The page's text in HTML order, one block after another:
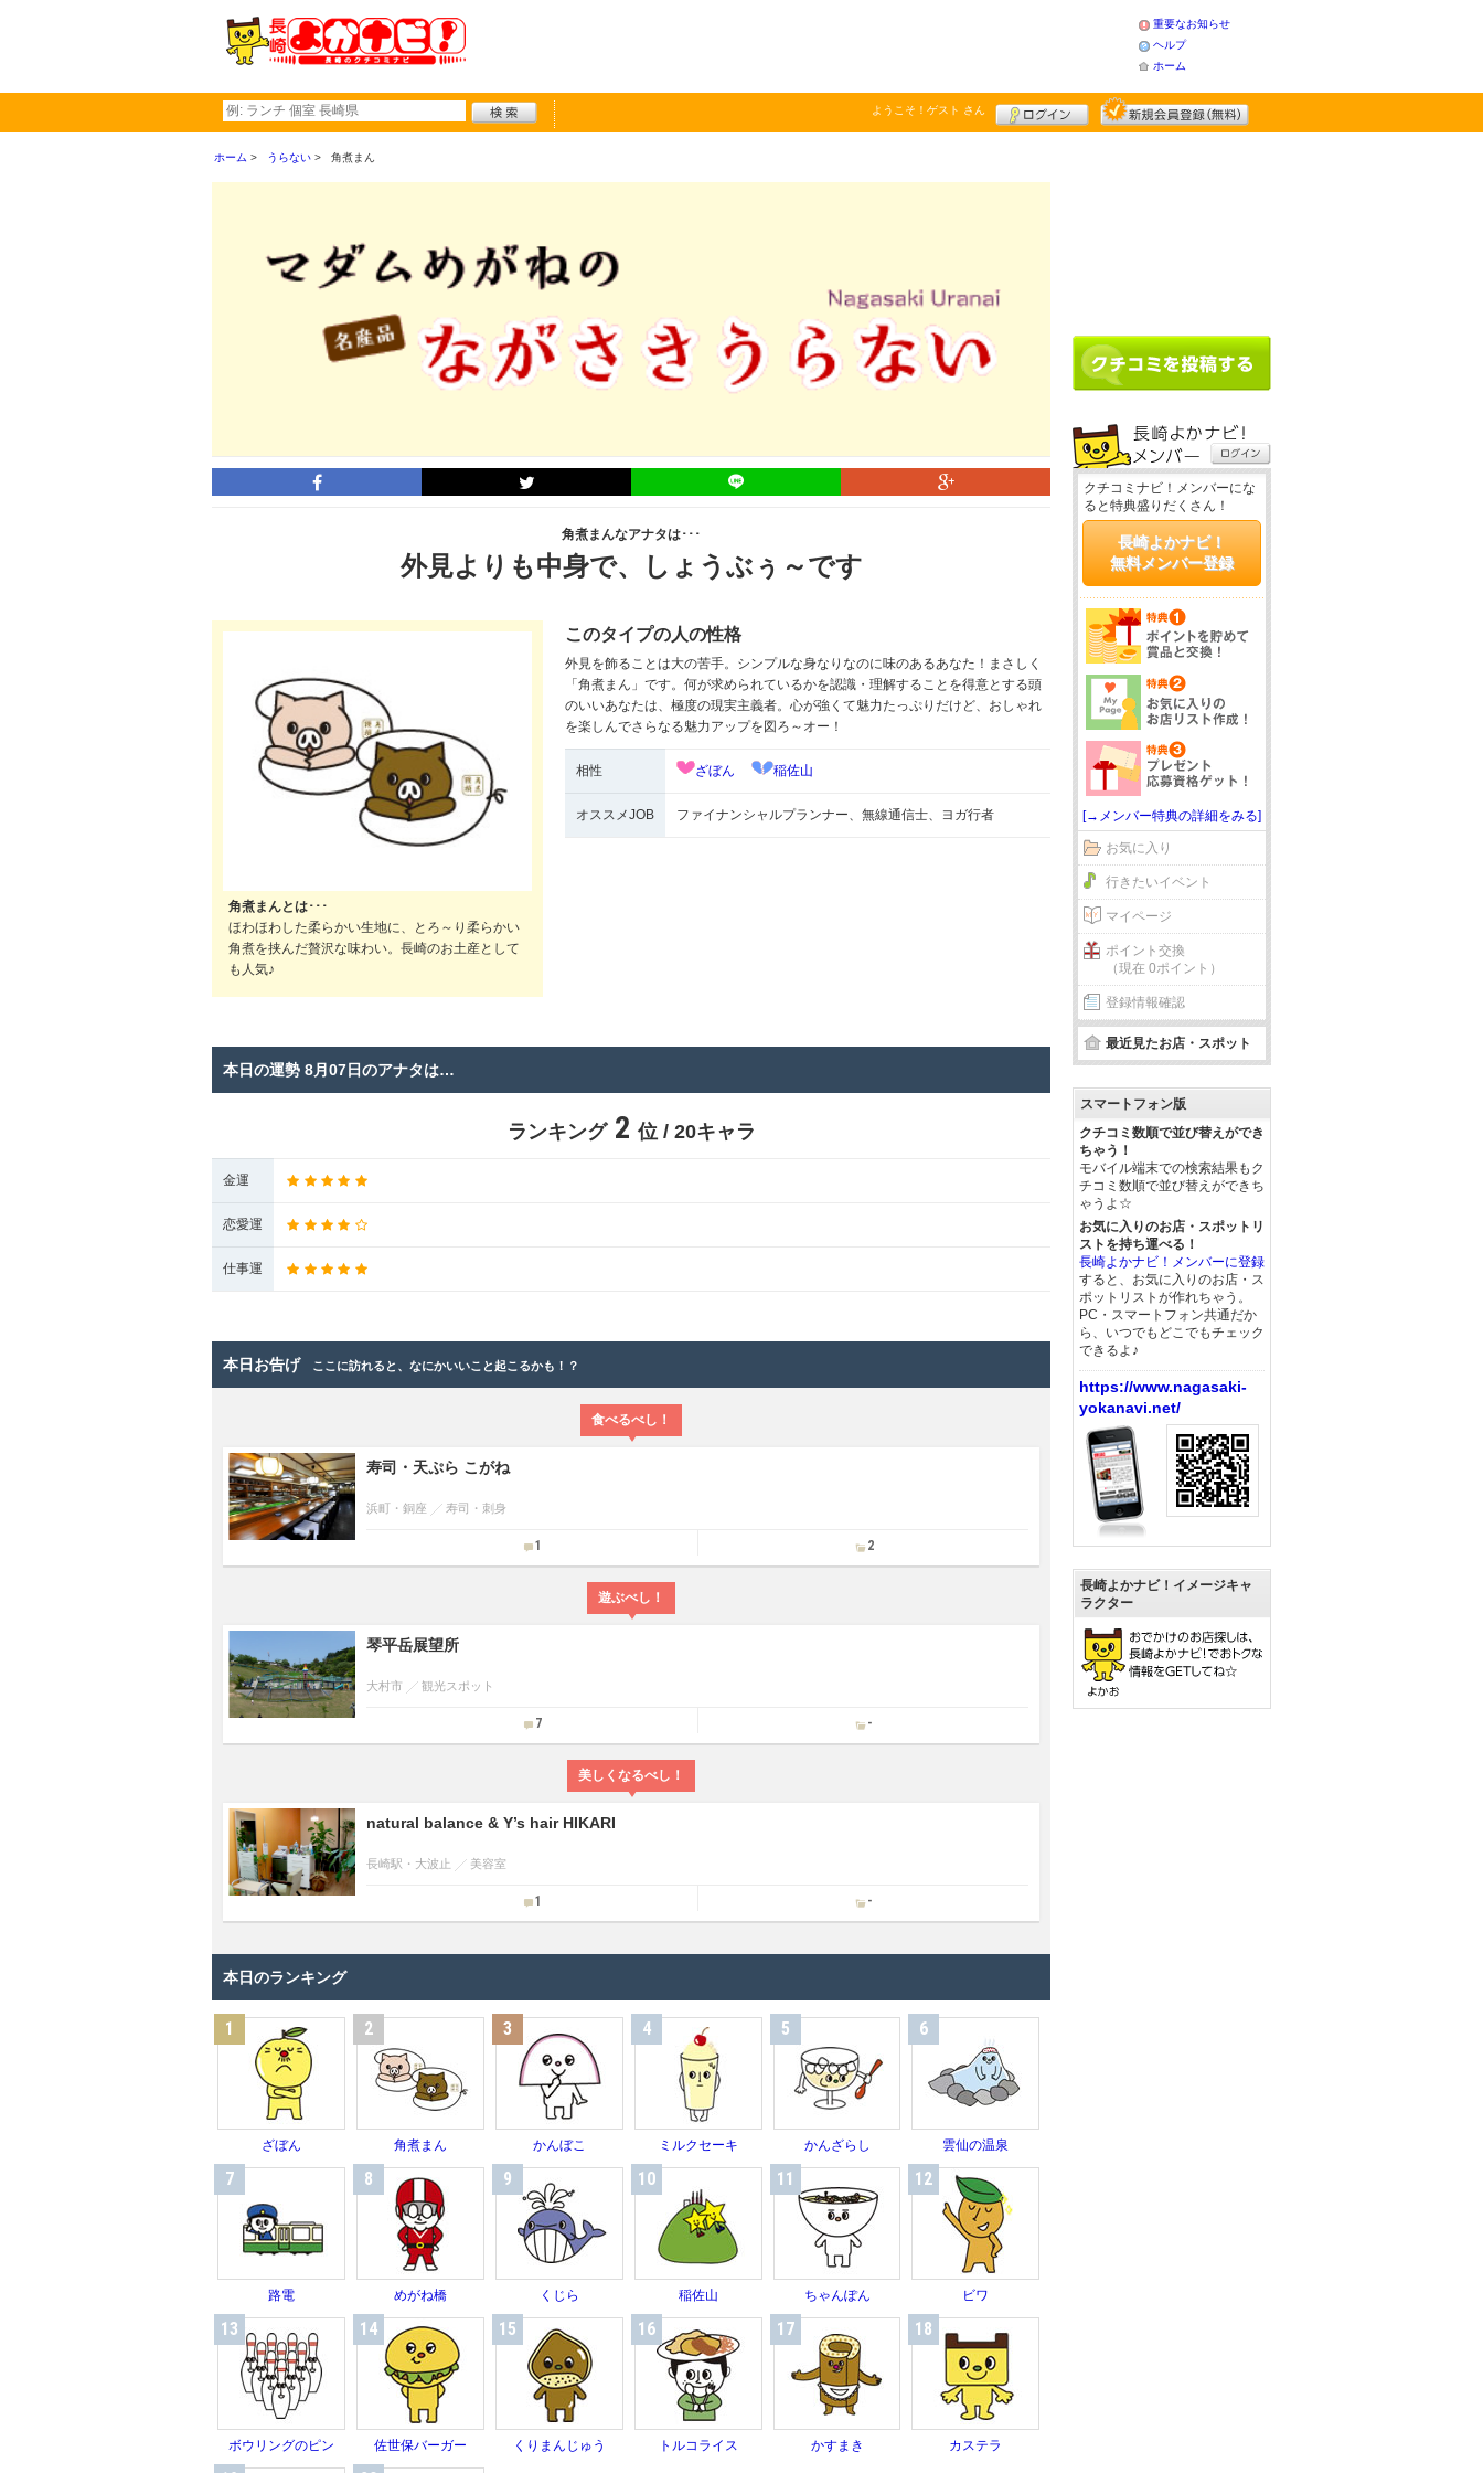
重要なお知らせ
ヘルプ
ホーム
ようこそ！ ゲスト さん
ホーム うらない 角煮まん
角煮まんなアナタは･･･
外見よりも中身で、しょうぶぅ～です
角煮まんとは･･･
ほわほわした柔らかい生地に、とろ～り柔らかい
角煮を挟んだ贅沢な味わい。長崎のお土産として
も人気♪
このタイプの人の性格
外見を飾ることは大の苦手。シンプルな身なりなのに味のあるあなた！まさしく
「角煮まん」です。何が求められているかを認識・理解することを得意とする頭
のいいあなたは、極度の現実主義者。心が強くて魅力たっぷりだけど、おしゃれ
を楽しんでさらなる魅力アップを図ろ～オー！
相性 ざぼん 稲佐山
オススメJOB ファイナンシャルプランナー、無線通信士、ヨガ行者
本日の運勢 8月07日のアナタは…
ランキング 2 位 / 20キャラ
金運
恋愛運
仕事運
本日お告げ ここに訪れると、なにかいいこと起こるかも！？
食べるべし！
寿司・天ぷら こがね
浜町・銅座 寿司・刺身
1 2
遊ぶべし！
琴平岳展望所
大村市 観光スポット
7 -
美しくなるべし！
natural balance & Y’s hair HIKARI
長崎駅・大波止 美容室
1 -
本日のランキング
1
ざぼん
2
角煮まん
3
かんぼこ
4
ミルクセーキ
5
かんざらし
6
雲仙の温泉
7
路電
8
めがね橋
9
くじら
10
稲佐山
11
ちゃんぽん
12
ビワ
13
ボウリングのピン
14
佐世保バーガー
15
くりまんじゅう
16
トルコライス
17
かすまき
18
カステラ
クチコミナビ！メンバーにな
ると特典盛りだくさん！
長崎よかナビ！
無料メンバー登録
[→メンバー特典の詳細をみる]
お気に入り
行きたいイベント
マイページ
ポイント交換
（現在 0ポイント）
登録情報確認
最近見たお店・スポット
スマートフォン版
クチコミ数順で並び替えができ
ちゃう！
モバイル端末での検索結果もク
チコミ数順で並び替えができち
ゃうよ☆
お気に入りのお店・スポットリ
ストを持ち運べる！
長崎よかナビ！メンバーに登録
すると、お気に入りのお店・ス
ポットリストが作れちゃう。
PC・スマートフォン共通だか
ら、いつでもどこでもチェック
できるよ♪
https://www.nagasaki-
yokanavi.net/
長崎よかナビ！イメージキャ
ラクター